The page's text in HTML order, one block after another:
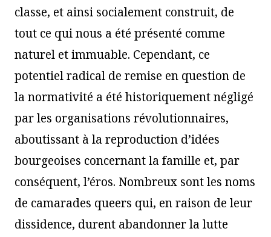
classe, et ainsi socialement construit, de
tout ce qui nous a été présenté comme
naturel et immuable. Cependant, ce
potentiel radical de remise en question de
la normativité a été historiquement négligé
par les organisations révolutionnaires,
aboutissant à la reproduction d’idées
bourgeoises concernant la famille et, par
conséquent, l’éros. Nombreux sont les noms
de camarades queers qui, en raison de leur
dissidence, durent abandonner la lutte